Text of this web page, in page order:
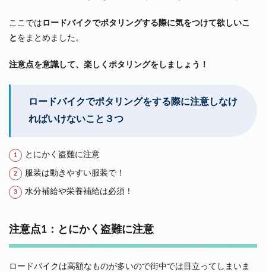
ここでは ロードバイクでポタリングする際に気をつけて欲しいこ
と をまとめました。
注意点を意識して、楽しくポタリングをしましょう！
ロードバイクでポタリングをする際に注意しなけ
ればいけないこと３つ
とにかく盗難に注意
服装は動きやすい服装で！
水分補給や栄養補給は必須！
注意点1：とにかく盗難に注意
ロードバイクは高額なものが多いので街中では目立ってしまいま